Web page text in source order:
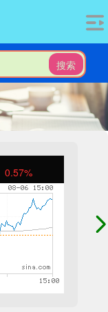
搜索
0.57%